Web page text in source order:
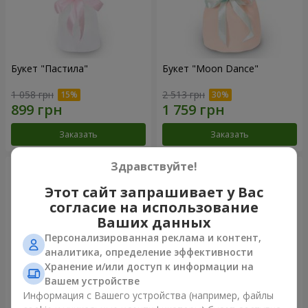
Букет "Пастила"
1 058 грн
Заказать
Букет "Moon Dance"
2 513 грн
Заказать
Здравствуйте!
Этот сайт запрашивает у Вас
согласие на использование
Ваших данных
Персонализированная реклама и контент,
аналитика, определение эффективности
Хранение и/или доступ к информации на
Вашем устройстве
Информация с Вашего устройства (например, файлы